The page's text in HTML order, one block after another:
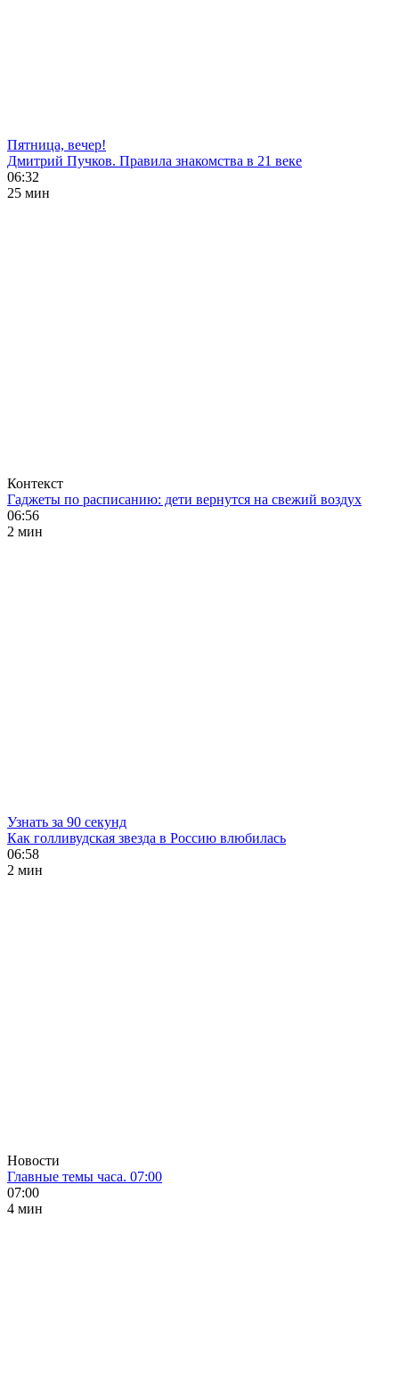
Пятница, вечер!
Дмитрий Пучков. Правила знакомства в 21 веке
06:32
25 мин
Контекст
Гаджеты по расписанию: дети вернутся на свежий воздух
06:56
2 мин
Узнать за 90 секунд
Как голливудская звезда в Россию влюбилась
06:58
2 мин
Новости
Главные темы часа. 07:00
07:00
4 мин